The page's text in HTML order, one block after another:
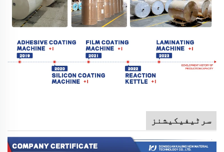
سرٹیفیکیشنز